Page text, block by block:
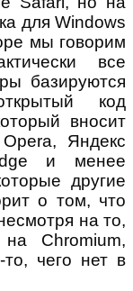
для Windows
мы говорим
все
базируются
код
вносит
Яндекс
и менее
другие
о том, что
на то,
Chromium,
чего нет в